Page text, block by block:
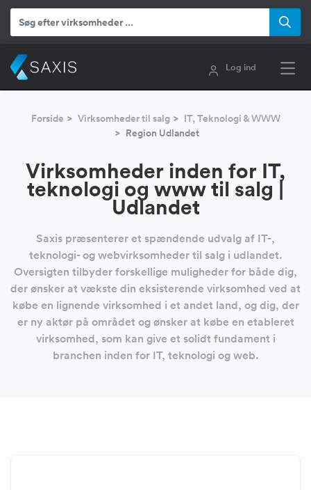
Log ind
Forside Virksomheder til salg
IT, Teknologi & WWW
Region Udlandet
Virksomheder inden for IT,
teknologi og www til salg |
Udlandet
Saxis præsenterer et spændende udvalg af IT-,
teknologi- og webvirksomheder til salg i udlandet.
Oversigten tilbyder forskellige muligheder for både dig,
der ønsker at vækste din eksisterende virksomhed ved at
købe en lignende virksomhed i et andet land, og dig, der
er ny aktør på området og ønsker at købe en etableret
virksomhed, som kan give et solidt fundament i
branchen inden for IT, teknologi og web.